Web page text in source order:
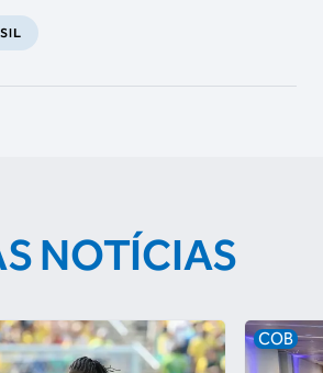
NOTÍCIAS
COB